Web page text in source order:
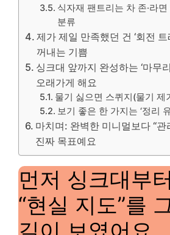
식자재 팬트리는 차 존·라
분류
제가 제일 만족했던 건 ‘회전
꺼내는 기쁨
싱크대 앞까지 완성하는 ‘마무
오래가게 해요
물기 싫으면 스퀴지(물기 제
보기 좋은 한 가지는 ‘정리
마치며: 완벽한 미니멀보다 “관
진짜 목표예요
먼저 싱크대부
“현실 지도”를